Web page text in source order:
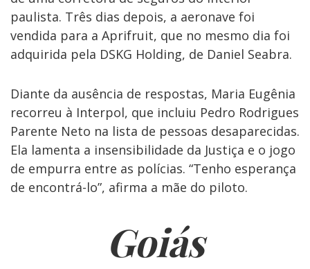
paulista. Três dias depois, a aeronave foi
vendida para a Aprifruit, que no mesmo dia foi
adquirida pela DSKG Holding, de Daniel Seabra.
Diante da ausência de respostas, Maria Eugênia
recorreu à Interpol, que incluiu Pedro Rodrigues
Parente Neto na lista de pessoas desaparecidas.
Ela lamenta a insensibilidade da Justiça e o jogo
de empurra entre as polícias. “Tenho esperança
de encontrá-lo”, afirma a mãe do piloto.
Goiás